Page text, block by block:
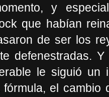
y
que habían
de ser los
defenestradas.
le siguió un
fórmula, el